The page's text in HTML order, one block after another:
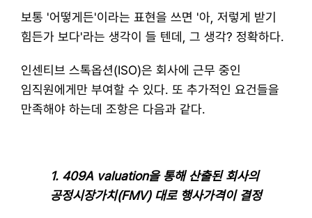
​보통 '어떻게든'이라는 표현을 쓰면 '아, 저렇게 받기
힘든가 보다'라는 생각이 들 텐데, 그 생각? 정확하다.
​인센티브 스톡옵션(ISO)은 회사에 근무 중인
임직원에게만 부여할 수 있다. 또 추가적인 요건들을
만족해야 하는데 조항은 다음과 같다.
1. 409A valuation을 통해 산출된 회사의
공정시장가치(FMV) 대로 행사가격이 결정